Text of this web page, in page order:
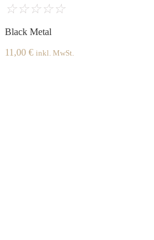
☆☆☆☆☆
Black Metal
11,00 € inkl. MwSt.